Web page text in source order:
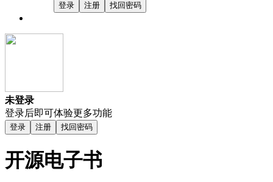
登录 注册 找回密码
未登录
登录后即可体验更多功能
登录 注册 找回密码
开源电子书